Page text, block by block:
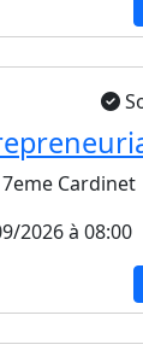
Cardinet
2026 à 08:00